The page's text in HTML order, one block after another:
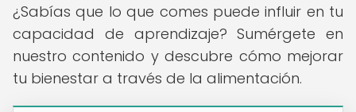
¿Sabías que lo que comes puede influir en tu
capacidad de aprendizaje? Sumérgete en
nuestro contenido y descubre cómo mejorar
tu bienestar a través de la alimentación.